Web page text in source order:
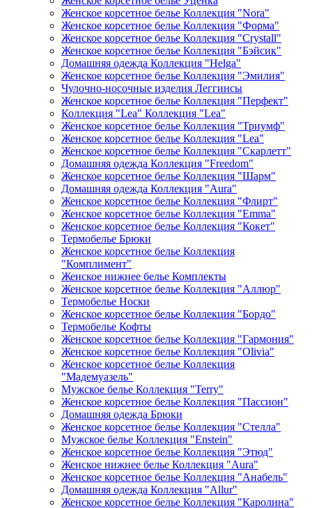
Женское корсетное белье Коллекция "Nora"
Женское корсетное белье Коллекция "Форма"
Женское корсетное белье Коллекция "Crystall"
Женское корсетное белье Коллекция "Бэйсик"
Домашняя одежда Коллекция "Helga"
Женское корсетное белье Коллекция "Эмилия"
Чулочно-носочные изделия Леггинсы
Женское корсетное белье Коллекция "Перфект"
Коллекция "Lea" Коллекция "Lea"
Женское корсетное белье Коллекция "Триумф"
Женское корсетное белье Коллекция "Lea"
Женское корсетное белье Коллекция "Скарлетт"
Домашняя одежда Коллекция "Freedom"
Женское корсетное белье Коллекция "Шарм"
Домашняя одежда Коллекция "Aura"
Женское корсетное белье Коллекция "Флирт"
Женское корсетное белье Коллекция "Emma"
Женское корсетное белье Коллекция "Кокет"
Термобелье Брюки
Женское корсетное белье Коллекция
"Комплимент"
Женское нижнее белье Комплекты
Женское корсетное белье Коллекция "Аллюр"
Термобелье Носки
Женское корсетное белье Коллекция "Бордо"
Термобелье Кофты
Женское корсетное белье Коллекция "Гармония"
Женское корсетное белье Коллекция "Olivia"
Женское корсетное белье Коллекция
"Мадемуазель"
Мужское белье Коллекция "Terry"
Женское корсетное белье Коллекция "Пассион"
Домашняя одежда Брюки
Женское корсетное белье Коллекция "Стелла"
Мужское белье Коллекция "Enstein"
Женское корсетное белье Коллекция "Этюд"
Женское нижнее белье Коллекция "Aura"
Женское корсетное белье Коллекция "Анабель"
Домашняя одежда Коллекция "Allur"
Женское корсетное белье Коллекция "Каролина"